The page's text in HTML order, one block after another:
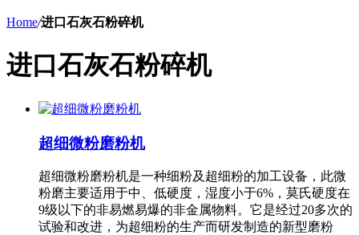
Home/进口石灰石粉碎机
进口石灰石粉碎机
超细微粉磨粉机
超细微粉磨粉机是一种细粉及超细粉的加工设备，此微
粉磨主要适用于中、低硬度，湿度小于6%，莫氏硬度在
9级以下的非易燃易爆的非金属物料。它是经过20多次的
试验和改进，为超细粉的生产而研发制造的新型磨粉